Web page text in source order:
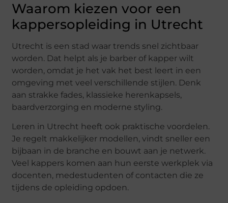
Waarom kiezen voor een
kappersopleiding in Utrecht
Utrecht is een stad waar trends snel zichtbaar
worden. Dat helpt als je barber of kapper wilt
worden, omdat je het vak het best leert in een
omgeving met veel verschillende stijlen. Denk
aan strakke fades, klassieke herenkapsels,
baardverzorging en moderne styling.
Leren in Utrecht heeft ook praktische voordelen.
Je regelt makkelijker modellen, vindt sneller een
bijbaan in de branche en bouwt aan je netwerk.
Veel kappers komen aan hun eerste werkplek via
docenten, medestudenten of contacten die ze
tijdens de opleiding opdoen.